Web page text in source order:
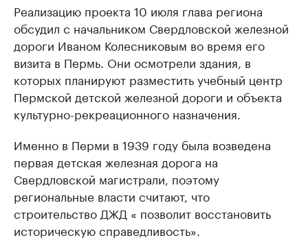
Реализацию проекта 10 июля глава региона
обсудил с начальником Свердловской железной
дороги Иваном Колесниковым во время его
визита в Пермь. Они осмотрели здания, в
которых планируют разместить учебный центр
Пермской детской железной дороги и объекта
культурно-рекреационного назначения.
Именно в Перми в 1939 году была возведена
первая детская железная дорога на
Свердловской магистрали, поэтому
региональные власти считают, что
строительство ДЖД « позволит восстановить
историческую справедливость».